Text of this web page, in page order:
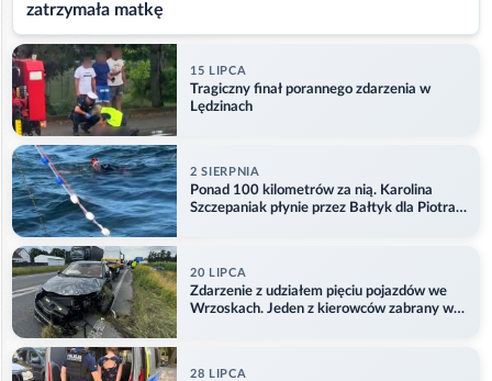
zatrzymała matkę
15 LIPCA
Tragiczny finał porannego zdarzenia w
Lędzinach
2 SIERPNIA
Ponad 100 kilometrów za nią. Karolina
Szczepaniak płynie przez Bałtyk dla Piotra.
20 LIPCA
Zdarzenie z udziałem pięciu pojazdów we
Wrzoskach. Jeden z kierowców zabrany w
28 LIPCA